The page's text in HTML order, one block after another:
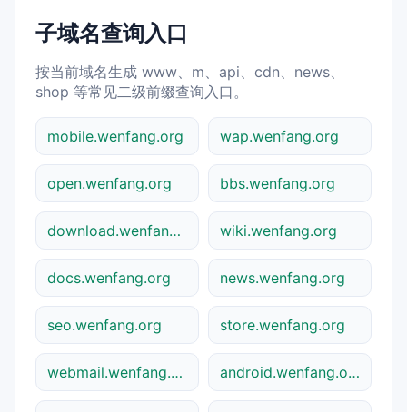
子域名查询入口
按当前域名生成 www、m、api、cdn、news、
shop 等常见二级前缀查询入口。
mobile.wenfang.org wap.wenfang.org
open.wenfang.org bbs.wenfang.org
download.wenfang.org wiki.wenfang.org
docs.wenfang.org news.wenfang.org
seo.wenfang.org store.wenfang.org
webmail.wenfang.org android.wenfang.org